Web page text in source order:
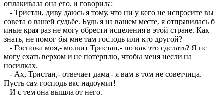
оплакивала она его, и говорила:
- Тристан, диву даюсь я тому, что ни у кого не испросите вы
совета о вашей судьбе. Будь я на вашем месте, я отправилась б
иные края раз не могу обрести исцеления в этой стране. Как
знать, не помог бы мне там господь или кто другой?
- Госпожа моя,- молвит Тристан,- но как это сделать? Я не
могу ехать верхом и не потерплю, чтобы меня несли на
носилках.
- Ах, Тристан,- отвечает дама,- я вам в том не советчица.
Пусть сам господь вас надоумит!
И с тем она вышла от него.